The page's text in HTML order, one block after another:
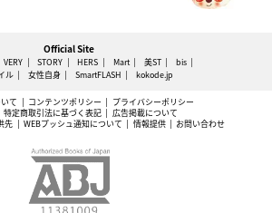
Official Site
VERY STORY HERS Mart 美ST
bis
ル
女性自身 SmartFLASH kokode.jp
て コンテンツポリシー
プライバシーポリシー
特定商取引法に基づく表記
広告掲載について
先 WEBプッシュ通知について 情報提供 お問い合わせ